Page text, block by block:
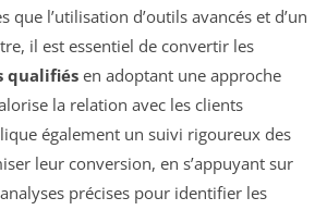
que l’utilisation d’outils avancés et d’un
il est essentiel de convertir les
qualifiés en adoptant une approche
la relation avec les clients
également un suivi rigoureux des
leur conversion, en s’appuyant sur
précises pour identifier les